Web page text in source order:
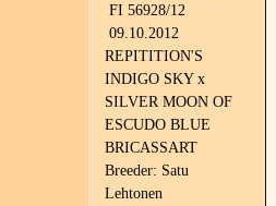
FI 56928/12
09.10.2012
REPITITION'S
INDIGO SKY x
SILVER MOON OF
ESCUDO BLUE
BRICASSART
Breeder: Satu
Lehtonen